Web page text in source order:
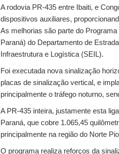
A rodovia PR-435 entre Ibaiti, e
dispositivos auxiliares,
As melhorias são parte do
Paraná) do Departamento de
Infraestrutura e Logística (SEIL).
Foi executada nova sinalização
placas de sinalização vertical, e
principalmente o tráfego noturno,
A PR-435 inteira, justamente esta
Paraná, que cobre 1.065,45
principalmente na região do Norte
O programa realiza reforços da